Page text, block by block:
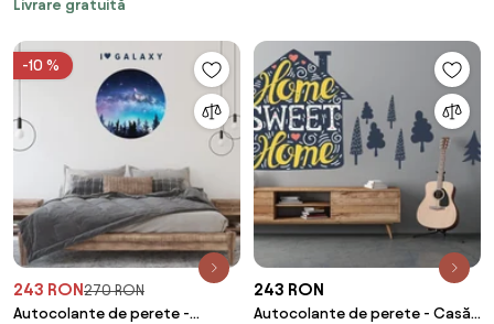
Livrare gratuită
-10 %
243 RON270 RON
Autocolante de perete -
243 RON
Autocolante de perete - Casă